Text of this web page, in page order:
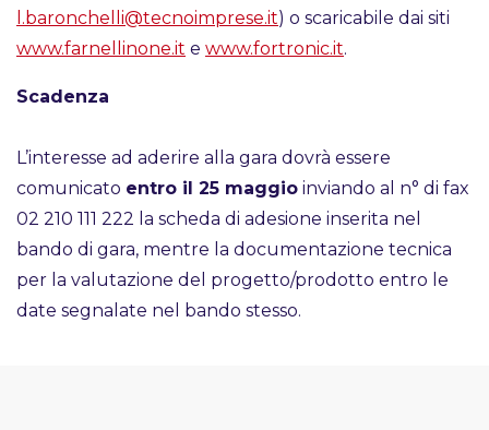
l.baronchelli@tecnoimprese.it) o scaricabile dai siti
www.farnellinone.it e www.fortronic.it.
Scadenza
L’interesse ad aderire alla gara dovrà essere
comunicato entro il 25 maggio inviando al n° di fax
02 210 111 222 la scheda di adesione inserita nel
bando di gara, mentre la documentazione tecnica
per la valutazione del progetto/prodotto entro le
date segnalate nel bando stesso.